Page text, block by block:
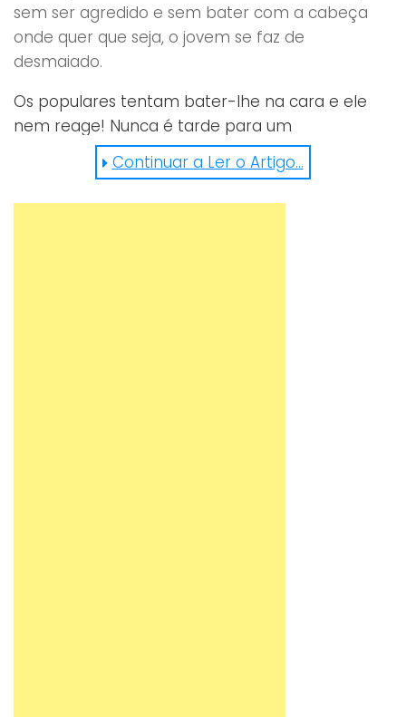
sem ser agredido e sem bater com a cabeça
onde quer que seja, o jovem se faz de
desmaiado.
Os populares tentam bater-lhe na cara e ele
nem reage! Nunca é tarde para um
arrependimento, não acha?
Continuar a Ler o Artigo...